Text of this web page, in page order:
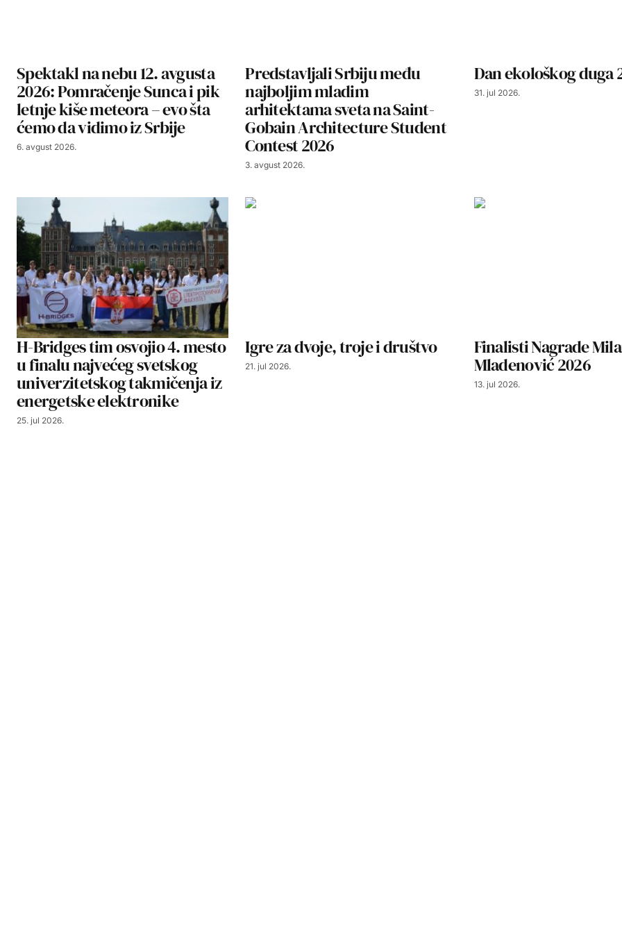
Spektakl na nebu 12. avgusta
2026: Pomračenje Sunca i pik
letnje kiše meteora – evo šta
ćemo da vidimo iz Srbije
6. avgust 2026.
Predstavljali Srbiju među
najboljim mladim
arhitektama sveta na Saint-
Gobain Architecture Student
Contest 2026
3. avgust 2026.
Dan ekološkog duga
31. jul 2026.
H-Bridges tim osvojio 4. mesto
u finalu najvećeg svetskog
univerzitetskog takmičenja iz
energetske elektronike
25. jul 2026.
Igre za dvoje, troje i društvo
21. jul 2026.
Finalisti Nagrade
Mladenović 2026
13. jul 2026.